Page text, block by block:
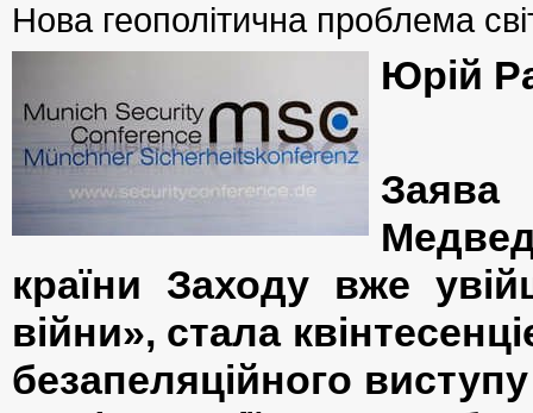
Нова геополітична проблема
Юрій
Заява
країни Заходу вже
війни», стала
безапеляційного